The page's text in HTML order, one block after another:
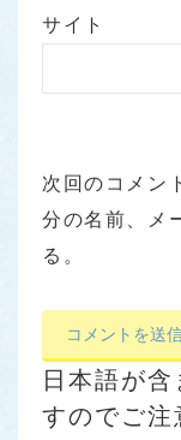
サイト
次回のコメン
分の名前、メ
る。
日本語が
すのでご注